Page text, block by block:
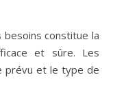
besoins constitue la
et sûre. Les
prévu et le type de